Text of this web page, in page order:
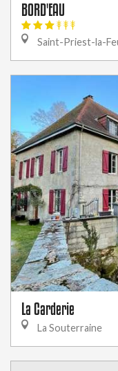
BORD'EAU
Saint-Priest-la-
La Carderie
La Souterraine